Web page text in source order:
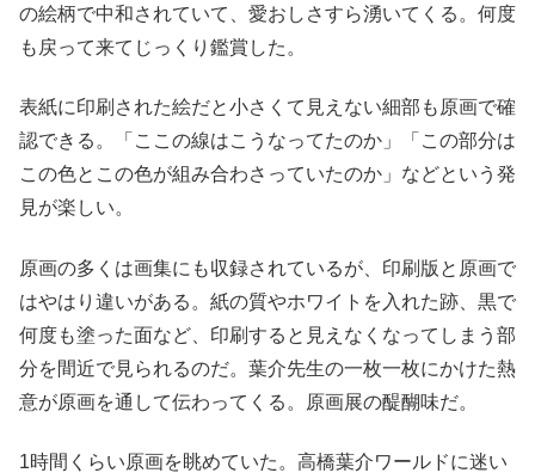
の絵柄で中和されていて、愛おしさすら湧いてくる。何度
も戻って来てじっくり鑑賞した。
表紙に印刷された絵だと小さくて見えない細部も原画で確
認できる。「ここの線はこうなってたのか」「この部分は
この色とこの色が組み合わさっていたのか」などという発
見が楽しい。
原画の多くは画集にも収録されているが、印刷版と原画で
はやはり違いがある。紙の質やホワイトを入れた跡、黒で
何度も塗った面など、印刷すると見えなくなってしまう部
分を間近で見られるのだ。葉介先生の一枚一枚にかけた熱
意が原画を通して伝わってくる。原画展の醍醐味だ。
1時間くらい原画を眺めていた。高橋葉介ワールドに迷い